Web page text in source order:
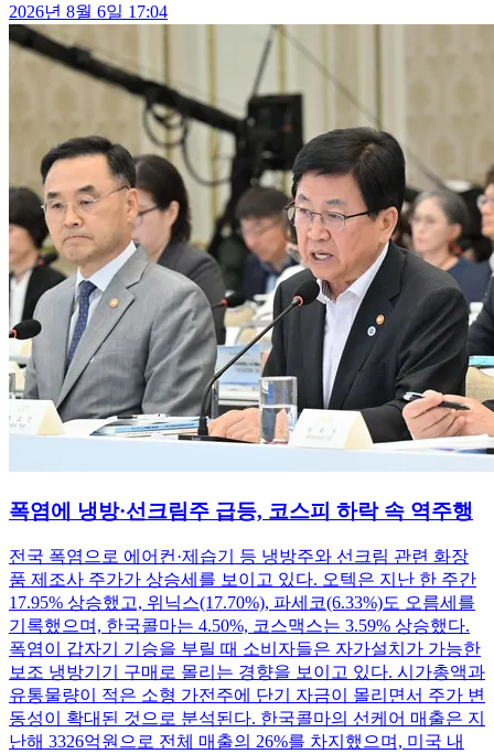
2026년 8월 6일 17:04
폭염에 냉방·선크림주 급등, 코스피 하락 속 역주행
전국 폭염으로 에어컨·제습기 등 냉방주와 선크림 관련 화장
품 제조사 주가가 상승세를 보이고 있다. 오텍은 지난 한 주간
17.95% 상승했고, 위닉스(17.70%), 파세코(6.33%)도 오름세를
기록했으며, 한국콜마는 4.50%, 코스맥스는 3.59% 상승했다.
폭염이 갑자기 기승을 부릴 때 소비자들은 자가설치가 가능한
보조 냉방기기 구매로 몰리는 경향을 보이고 있다. 시가총액과
유통물량이 적은 소형 가전주에 단기 자금이 몰리면서 주가 변
동성이 확대된 것으로 분석된다. 한국콜마의 선케어 매출은 지
난해 3326억원으로 전체 매출의 26%를 차지했으며, 미국 내